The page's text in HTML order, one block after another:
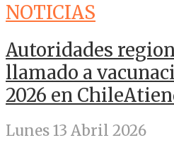
NOTICIAS
Autoridades
llamado a
2026 en
Lunes 13 Abril 2026